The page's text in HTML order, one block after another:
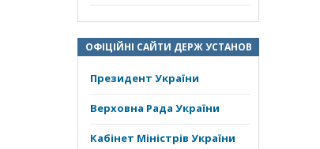
ОФІЦІЙНІ САЙТИ ДЕРЖ УСТАНОВ
Президент України
Верховна Рада України
Кабінет Міністрів України